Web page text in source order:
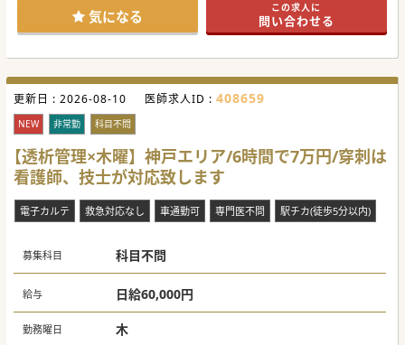
気になる この求人に
問い合わせる
更新日 : 2026-08-10 医師求人ID : 408659
NEW 非常勤 科目不問
【透析管理×木曜】神戸エリア/6時間で7万円/穿刺は
看護師、技士が対応致します
電子カルテ 救急対応なし 車通勤可 専門医不問 駅チカ(徒歩5分以内)
募集科目 科目不問
給与 日給60,000円
勤務曜日 木